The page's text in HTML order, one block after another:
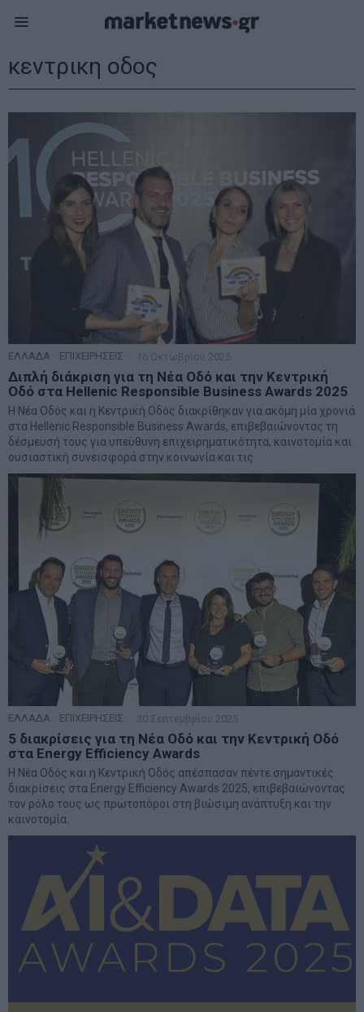
κεντρικη οδος
ΕΛΛΑΔΑ ΕΠΙΧΕΙΡΗΣΕΙΣ 16 Οκτωβρίου 2025
Διπλή διάκριση για τη Νέα Οδό και την Κεντρική
Οδό στα Hellenic Responsible Business Awards 2025
Η Νέα Οδός και η Κεντρική Οδός διακρίθηκαν για ακόμη μία χρονιά
στα Hellenic Responsible Business Awards, επιβεβαιώνοντας τη
δέσμευσή τους για υπεύθυνη επιχειρηματικότητα, καινοτομία και
ουσιαστική συνεισφορά στην κοινωνία και τις
ΕΛΛΑΔΑ ΕΠΙΧΕΙΡΗΣΕΙΣ 30 Σεπτεμβρίου 2025
5 διακρίσεις για τη Νέα Οδό και την Κεντρική Οδό
στα Energy Efficiency Awards
Η Νέα Οδός και η Κεντρική Οδός απέσπασαν πέντε σημαντικές
διακρίσεις στα Energy Efficiency Awards 2025, επιβεβαιώνοντας
τον ρόλο τους ως πρωτοπόροι στη βιώσιμη ανάπτυξη και την
καινοτομία.